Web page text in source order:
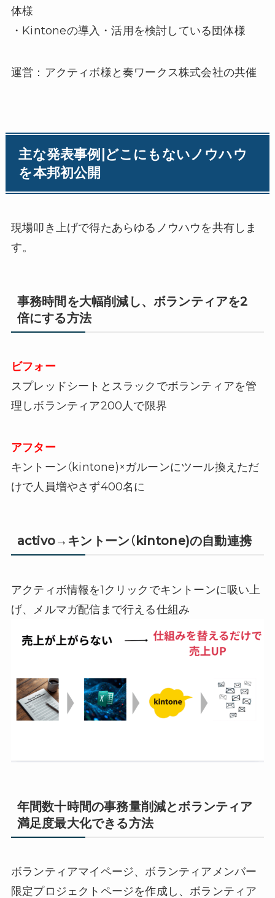
体様
・Kintoneの導入・活用を検討している団体様
運営：アクティボ様と奏ワークス株式会社の共催
主な発表事例|どこにもないノウハウ
を本邦初公開
現場叩き上げで得たあらゆるノウハウを共有しま
す。
事務時間を大幅削減し、ボランティアを2
倍にする方法
ビフォー
スプレッドシートとスラックでボランティアを管
理しボランティア200人で限界
アフター
キントーン（kintone)×ガルーンにツール換えただ
けで人員増やさず400名に
activo→キントーン（kintone)の自動連携
アクティボ情報を1クリックでキントーンに吸い上
げ、メルマガ配信まで行える仕組み
年間数十時間の事務量削減とボランティア
満足度最大化できる方法
ボランティアマイページ、ボランティアメンバー
限定プロジェクトページを作成し、ボランティア